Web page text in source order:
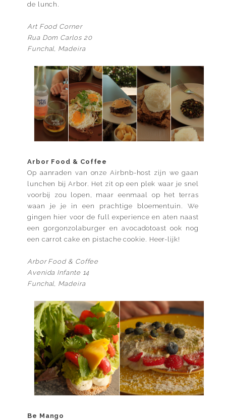
de lunch.
Art Food Corner
Rua Dom Carlos 20
Funchal, Madeira
Arbor Food & Coffee
Op aanraden van onze Airbnb-host zijn we gaan
lunchen bij Arbor. Het zit op een plek waar je snel
voorbij zou lopen, maar eenmaal op het terras
waan je je in een prachtige bloementuin. We
gingen hier voor de full experience en aten naast
een gorgonzolaburger en avocadotoast ook nog
een carrot cake en pistache cookie. Heer-lijk!
Arbor Food & Coffee
Avenida Infante 14
Funchal, Madeira
Be Mango